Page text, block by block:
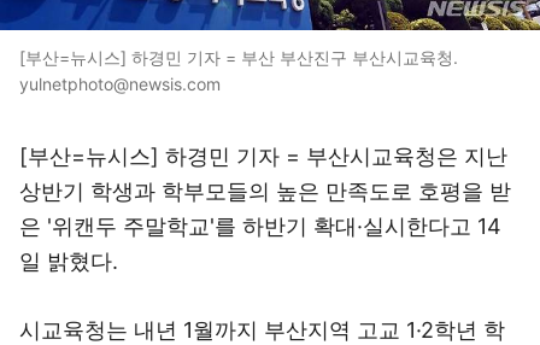
[부산=뉴시스] 하경민 기자 = 부산 부산진구 부산시교육청.
yulnetphoto@newsis.com
[부산=뉴시스] 하경민 기자 = 부산시교육청은 지난
상반기 학생과 학부모들의 높은 만족도로 호평을 받
은 '위캔두 주말학교'를 하반기 확대·실시한다고 14
일 밝혔다.
시교육청는 내년 1월까지 부산지역 고교 1·2학년 학